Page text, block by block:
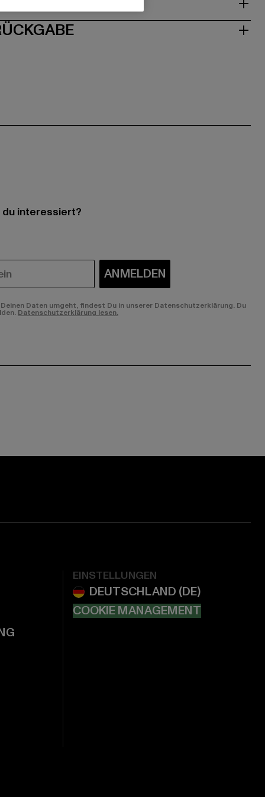
interessiert?
ANMELDEN
Daten umgeht, findest Du in unserer Datenschutzerklärung. Du
Datenschutzerklärung lesen.
EINSTELLUNGEN
COOKIE MANAGEMENT